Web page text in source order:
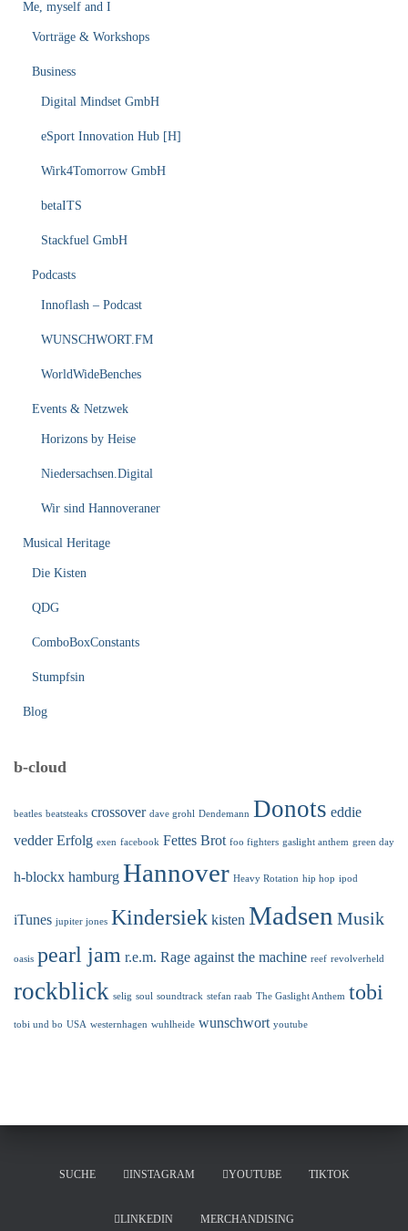
Me, myself and I
Vorträge & Workshops
Business
Digital Mindset GmbH
eSport Innovation Hub [H]
Wirk4Tomorrow GmbH
betaITS
Stackfuel GmbH
Podcasts
Innoflash – Podcast
WUNSCHWORT.FM
WorldWideBenches
Events & Netzwek
Horizons by Heise
Niedersachsen.Digital
Wir sind Hannoveraner
Musical Heritage
Die Kisten
QDG
ComboBoxConstants
Stumpfsin
Blog
b-cloud
beatles beatsteaks crossover dave grohl Dendemann Donots eddie
vedder Erfolg exen facebook Fettes Brot foo fighters gaslight anthem green day
h-blockx hamburg Hannover Heavy Rotation hip hop ipod
iTunes jupiter jones Kindersiek kisten Madsen Musik
oasis pearl jam r.e.m. Rage against the machine reef revolverheld
rockblick selig soul soundtrack stefan raab The Gaslight Anthem tobi
tobi und bo USA westernhagen wuhlheide wunschwort youtube
SUCHE INSTAGRAM YOUTUBE TIKTOK
LINKEDIN MERCHANDISING